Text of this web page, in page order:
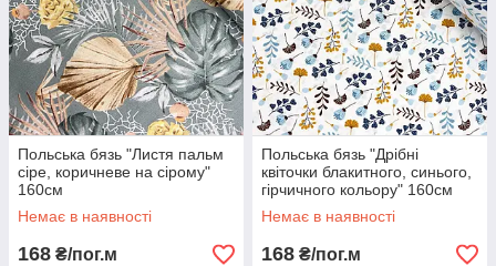
Польська бязь "Листя пальм
сіре, коричневе на сірому"
160см
Немає в наявності
168 ₴/пог.м
Польська бязь "Дрібні
квіточки блакитного, синього,
гірчичного кольору" 160см
Немає в наявності
168 ₴/пог.м